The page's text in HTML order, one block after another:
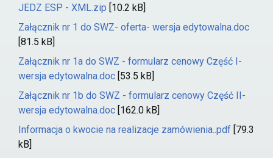
JEDZ ESP - XML.zip [10.2 kB]
Załącznik nr 1 do SWZ- oferta- wersja edytowalna.doc
[81.5 kB]
Załącznik nr 1a do SWZ - formularz cenowy Część I-
wersja edytowalna.doc [53.5 kB]
Załącznik nr 1b do SWZ - formularz cenowy Część II-
wersja edytowalna.doc [162.0 kB]
Informacja o kwocie na realizacje zamówienia..pdf [79.3
kB]